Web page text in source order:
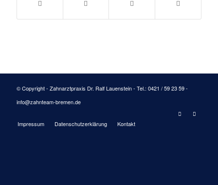
© Copyright - Zahnarztpraxis Dr. Ralf Lauenstein - Tel.: 0421 / 59 23 59 -
info@zahnteam-bremen.de
Impressum Datenschutzerklärung Kontakt